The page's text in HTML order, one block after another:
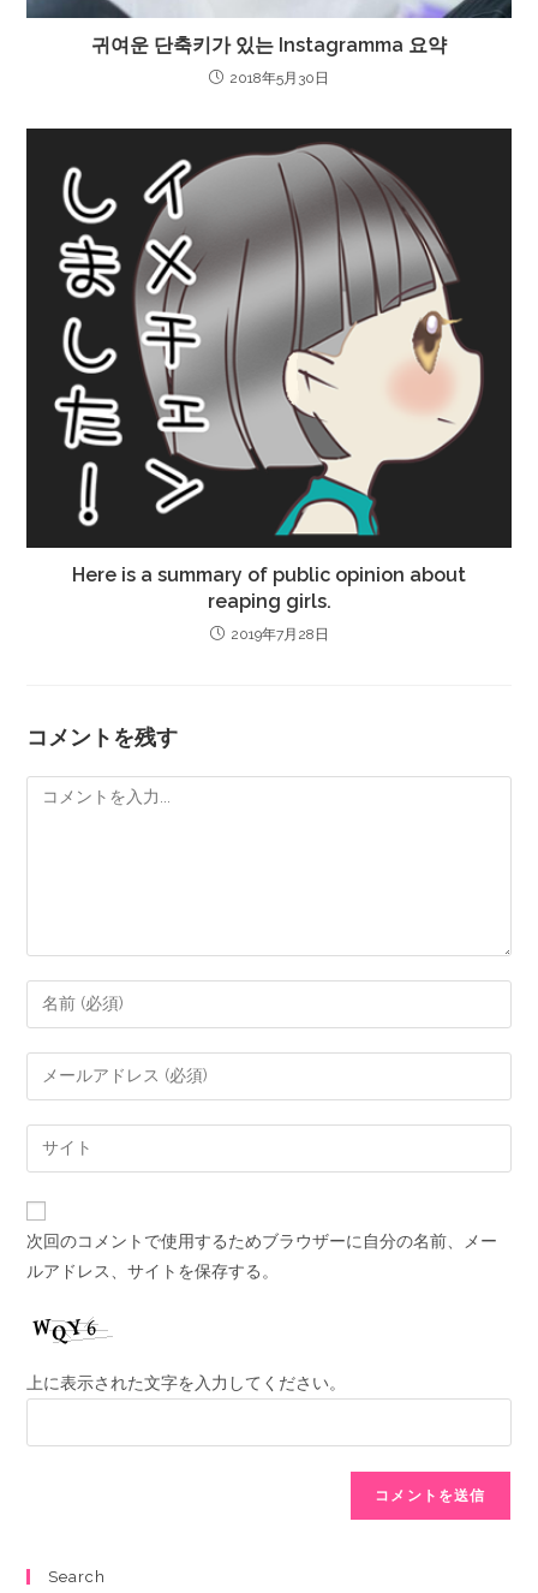
귀여운 단축키가 있는 Instagramma 요약
2018年5月30日
Here is a summary of public opinion about
reaping girls.
2019年7月28日
コメントを残す
次回のコメントで使用するためブラウザーに自分の名前、メー
ルアドレス、サイトを保存する。
上に表示された文字を入力してください。
Search